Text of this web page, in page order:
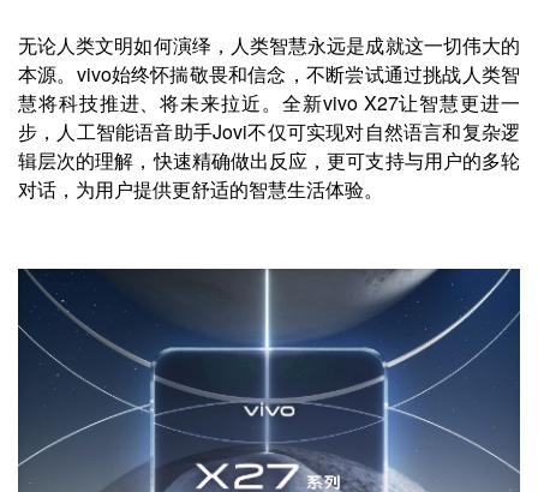
无论人类文明如何演绎，人类智慧永远是成就这一切伟大的
本源。vivo始终怀揣敬畏和信念，不断尝试通过挑战人类智
慧将科技推进、将未来拉近。全新vivo X27让智慧更进一
步，人工智能语音助手Jovi不仅可实现对自然语言和复杂逻
辑层次的理解，快速精确做出反应，更可支持与用户的多轮
对话，为用户提供更舒适的智慧生活体验。